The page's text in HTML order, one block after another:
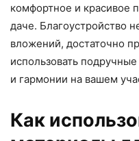
комфортное и красивое
даче. Благоустройство
вложений, достаточно
использовать
и гармонии на вашем
Как